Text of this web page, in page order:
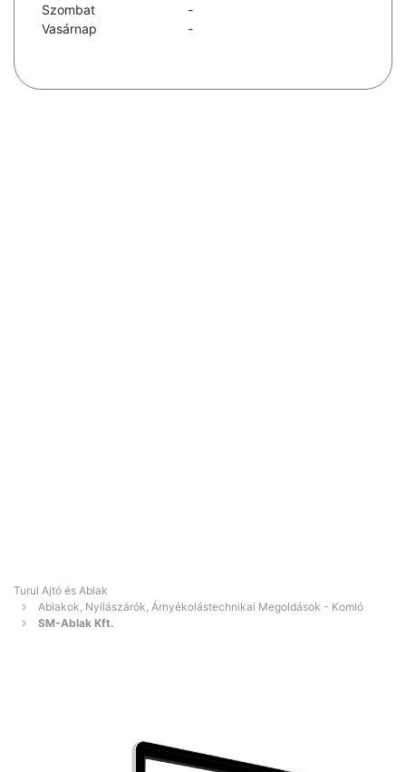
Szombat
-
Vasárnap
-
Turul Ajtó és Ablak
Ablakok, Nyílászárók, Árnyékolástechnikai Megoldások - Komló
SM-Ablak Kft.